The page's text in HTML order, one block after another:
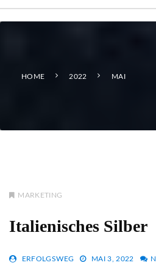
HOME 2022 MAI
MARKETING
Italienisches Silber
ERFOLGSWEG MAI 3, 2022